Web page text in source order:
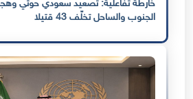
خارطة تفاعلية: تصعيد سعودي حوثي
الجنوب والساحل تخلّف 43 قتيلا